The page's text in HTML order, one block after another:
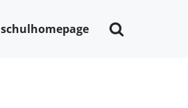
schulhomepage